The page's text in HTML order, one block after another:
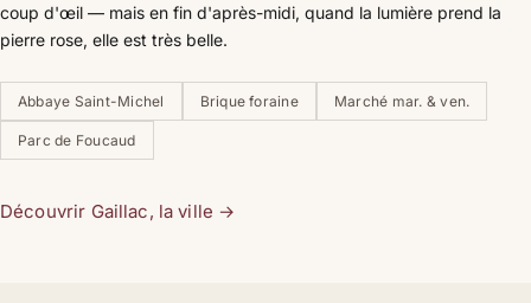
coup d'œil — mais en fin d'après-midi, quand la lumière prend la
pierre rose, elle est très belle.
Abbaye Saint-Michel Brique foraine Marché mar. & ven.
Parc de Foucaud
Découvrir Gaillac, la ville →